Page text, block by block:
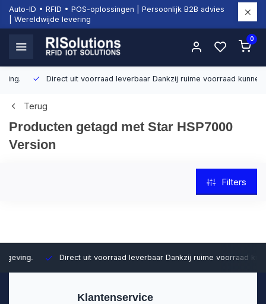
Auto-ID • RFID • POS-oplossingen | Persoonlijk B2B advies
| Wereldwijde levering
0
Direct uit voorraad leverbaarDankzij ruime voorraad kunnen wij
Terug
Producten getagd met Star HSP7000
Version
Filters
Direct uit voorraad leverbaarDankzij ruime voorraad kunnen wij
Klantenservice